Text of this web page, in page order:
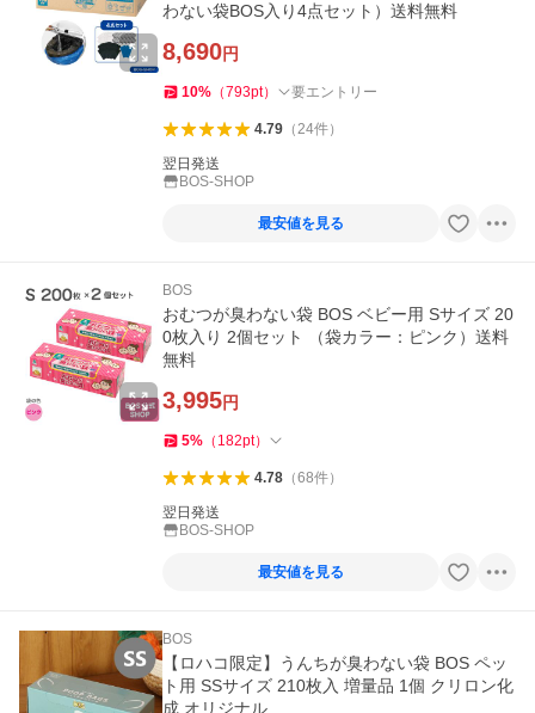
わない袋BOS入り4点セット）送料無料
8,690円
10% （793pt） 要エントリー
4.79（24件）
翌日発送
BOS-SHOP
最安値を見る
BOS
おむつが臭わない袋 BOS ベビー用 Sサイズ 20
0枚入り 2個セット （袋カラー：ピンク）送料
無料
3,995円
5% （ 182pt）
4.78（68件）
翌日発送
BOS-SHOP
最安値を見る
BOS
【ロハコ限定】うんちが臭わない袋 BOS ペッ
ト用 SSサイズ 210枚入 増量品 1個 クリロン化
成 オリジナル